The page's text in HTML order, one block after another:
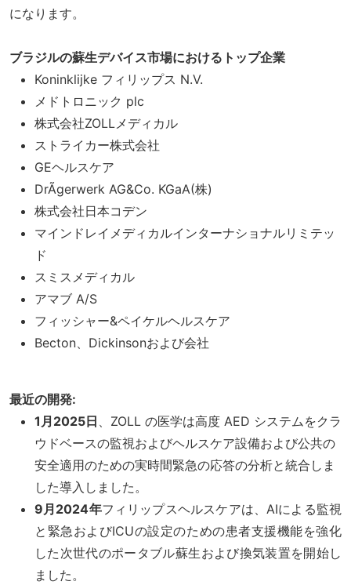
になります。
ブラジルの蘇生デバイス市場におけるトップ企業
Koninklijke フィリップス N.V.
メドトロニック plc
株式会社ZOLLメディカル
ストライカー株式会社
GEヘルスケア
DrÃgerwerk AG&Co. KGaA(株)
株式会社日本コデン
マインドレイメディカルインターナショナルリミテッ
ド
スミスメディカル
アマブ A/S
フィッシャー&ペイケルヘルスケア
Becton、Dickinsonおよび会社
最近の開発:
1月2025日 、ZOLL の医学は高度 AED システムをクラ
ウドベースの監視およびヘルスケア設備および公共の
安全適用のための実時間緊急の応答の分析と統合しま
した導入しました。
9月2024年フィリップスヘルスケアは、AIによる監視
と緊急およびICUの設定のための患者支援機能を強化
した次世代のポータブル蘇生および換気装置を開始し
ました。